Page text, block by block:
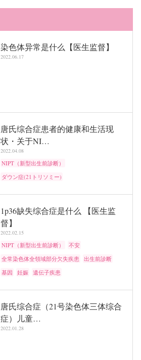
染色体异常是什么【医生监督】
2022.06.17
唐氏综合症患者的健康和生活现
状・关于NI…
2022.04.08
NIPT（新型出生前診断）
ダウン症(21トリソミー)
1p36缺失综合症是什么 【医生监
督】
2022.02.15
NIPT（新型出生前診断）
不安
全常染色体全領域部分欠失疾患
出生前診断
基因
妊娠 遺伝子疾患
唐氏综合症（21号染色体三体综合
症）儿童…
2022.01.28